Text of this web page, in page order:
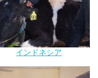
インドネシア